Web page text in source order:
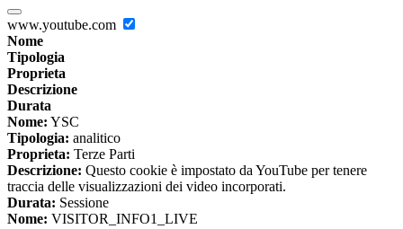
www.youtube.com
Nome
Tipologia
Proprieta
Descrizione
Durata
Nome: YSC
Tipologia: analitico
Proprieta: Terze Parti
Descrizione: Questo cookie è impostato da YouTube per tenere
traccia delle visualizzazioni dei video incorporati.
Durata: Sessione
Nome: VISITOR_INFO1_LIVE